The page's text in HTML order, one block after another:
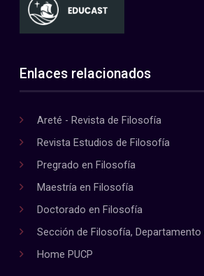
Enlaces relacionados
Areté - Revista de Filosofía
Revista Estudios de Filosofía
Pregrado en Filosofía
Maestría en Filosofía
Doctorado en Filosofía
Sección de Filosofía, Departamento
Home PUCP